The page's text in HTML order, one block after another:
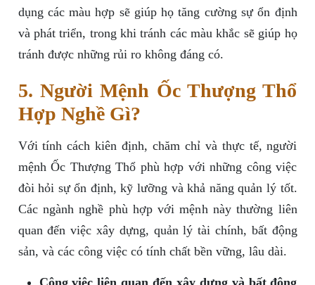
dụng các màu hợp sẽ giúp họ tăng cường sự ổn định
và phát triển, trong khi tránh các màu khắc sẽ giúp họ
tránh được những rủi ro không đáng có.
5. Người Mệnh Ốc Thượng Thổ
Hợp Nghề Gì?
Với tính cách kiên định, chăm chỉ và thực tế, người
mệnh Ốc Thượng Thổ phù hợp với những công việc
đòi hỏi sự ổn định, kỹ lưỡng và khả năng quản lý tốt.
Các ngành nghề phù hợp với mệnh này thường liên
quan đến việc xây dựng, quản lý tài chính, bất động
sản, và các công việc có tính chất bền vững, lâu dài.